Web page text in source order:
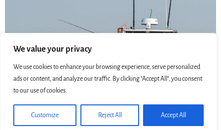
We value your privacy
We use cookies to enhance your browsing experience, serve personalized
ads or content, and analyze our traffic. By clicking "Accept All", you consent
to our use of cookies.
Customize Reject All Accept All